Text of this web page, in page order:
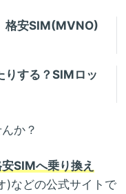
格安SIM(MVNO)
りする？SIMロッ
か？
SIMへ乗り換え
)などの公式サイトで